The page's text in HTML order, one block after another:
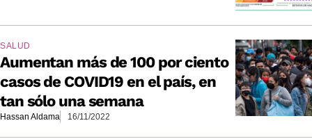
SALUD
Aumentan más de 100 por ciento
casos de COVID19 en el país, en
tan sólo una semana
Hassan Aldama 16/11/2022